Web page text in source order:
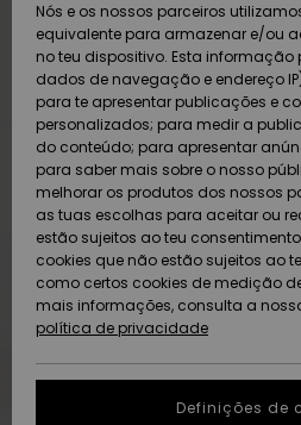
Calçado e
chinelos
Surfe/
Snow
Artigos
recém-
chegados
Coleções
Calçado e
chinelos
Surfe/
Neve
Artigos
recém-
chegados
Highlights
Highlights
Snow
SURF
Highlights
SNOW
Criança
Snow
Feminino
Highlights
DUPLA
PROMO
Outlet
Mulher
AJUDA
Pagamento
Cartão
presente
Quiksilver
Freedom
Protecção de
dados
Guia de
tamanhos
SUSTAINABILITY
Nós e os nossos parceiros
equivalente para armazenar e/ou
no teu dispositivo. Esta informação
dados de navegação e endereço
para te apresentar publicações e
personalizados; para medir a
do conteúdo; para apresentar
para saber mais sobre o nosso
melhorar os produtos dos nossos
as tuas escolhas para aceitar ou
estão sujeitos ao teu
cookies que não estão sujeitos ao
como certos cookies de medição
mais informações, consulta a
política de privacidade
Definições de